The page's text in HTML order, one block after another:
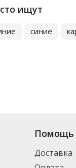
ищут
синие
. В
в корзину для
постоянных
Помощь
Доставка